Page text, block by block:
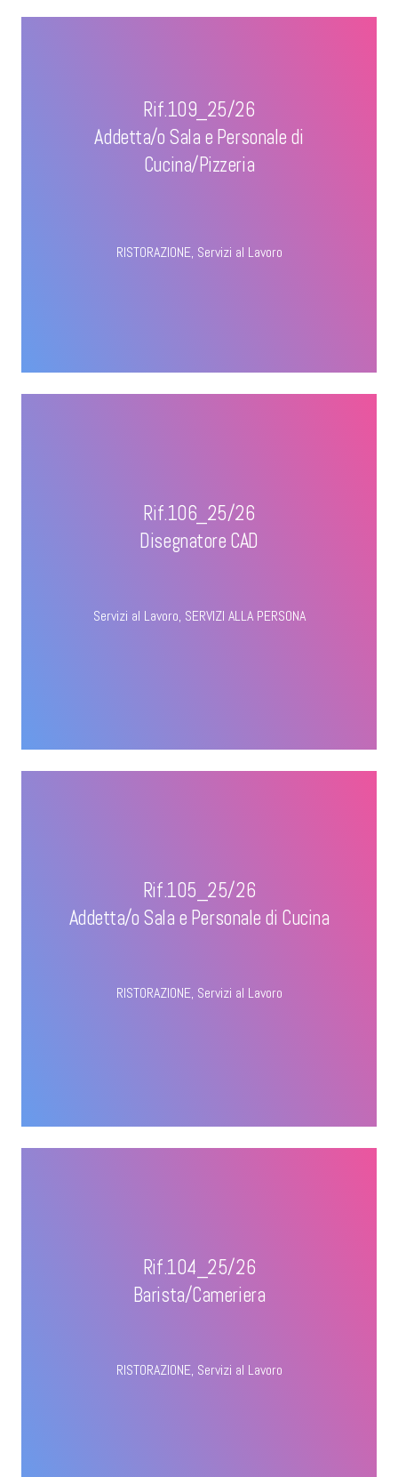
Rif.109_25/26
Addetta/o Sala e Personale di
Cucina/Pizzeria
RISTORAZIONE, Servizi al Lavoro
Rif.106_25/26
Disegnatore CAD
Servizi al Lavoro, SERVIZI ALLA PERSONA
Rif.105_25/26
Addetta/o Sala e Personale di Cucina
RISTORAZIONE, Servizi al Lavoro
Rif.104_25/26
Barista/Cameriera
RISTORAZIONE, Servizi al Lavoro